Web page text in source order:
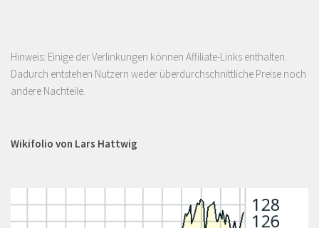
Hinweis: Einige der Verlinkungen können Affiliate-Links enthalten.
Dadurch entstehen Nutzern weder überdurchschnittliche Preise noch
andere Nachteile.
Wikifolio von Lars Hattwig